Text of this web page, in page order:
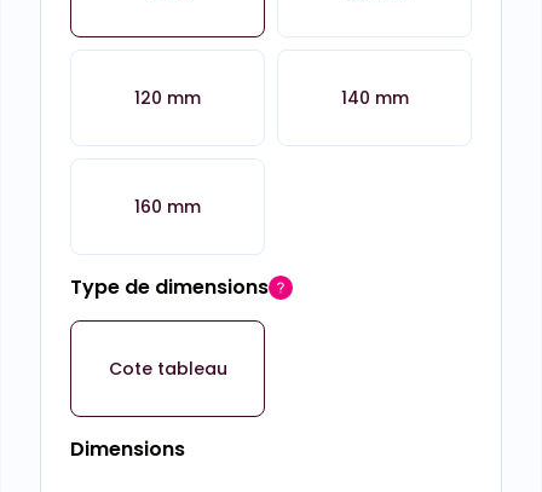
120 mm 140 mm
160 mm
Type de dimensions
Cote tableau
Dimensions